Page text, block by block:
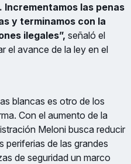
Incrementamos las penas
y terminamos con la
ilegales”, señaló el
el avance de la ley en el
blancas es otro de los
Con el aumento de la
Meloni busca reducir
periferias de las grandes
de seguridad un marco